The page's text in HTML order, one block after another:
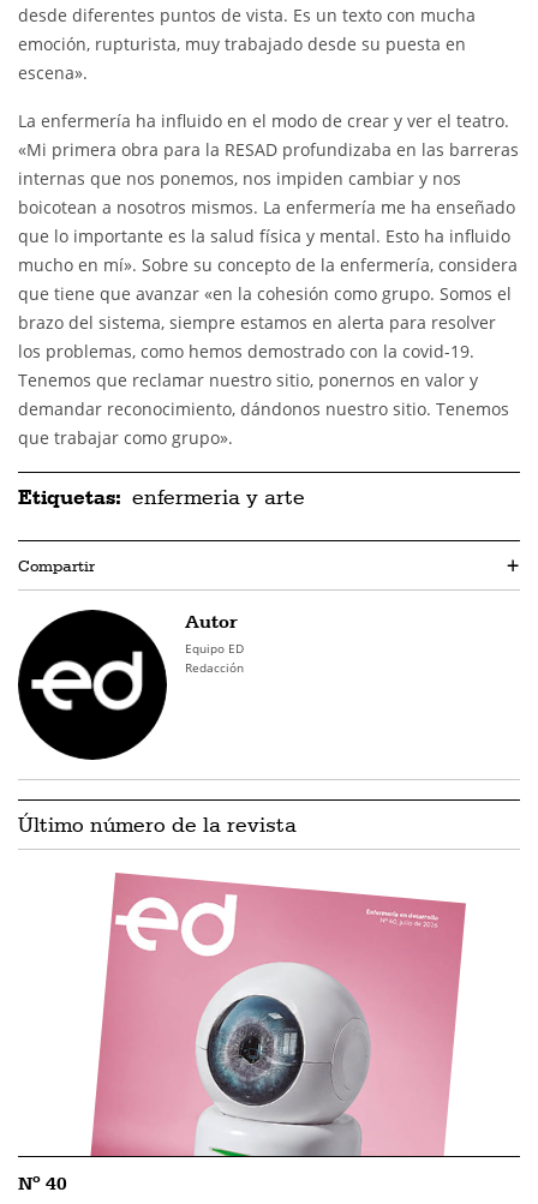
desde diferentes puntos de vista. Es un texto con mucha
emoción, rupturista, muy trabajado desde su puesta en
escena».
La enfermería ha influido en el modo de crear y ver el teatro.
«Mi primera obra para la RESAD profundizaba en las barreras
internas que nos ponemos, nos impiden cambiar y nos
boicotean a nosotros mismos. La enfermería me ha enseñado
que lo importante es la salud física y mental. Esto ha influido
mucho en mí». Sobre su concepto de la enfermería, considera
que tiene que avanzar «en la cohesión como grupo. Somos el
brazo del sistema, siempre estamos en alerta para resolver
los problemas, como hemos demostrado con la covid-19.
Tenemos que reclamar nuestro sitio, ponernos en valor y
demandar reconocimiento, dándonos nuestro sitio. Tenemos
que trabajar como grupo».
Etiquetas: enfermeria y arte
Compartir +
Autor
Equipo ED
Redacción
Último número de la revista
Nº 40